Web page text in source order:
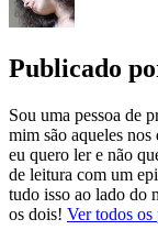
Publicado
Sou uma pessoa de
mim são aqueles
eu quero ler e não
de leitura com um
tudo isso ao lado do
os dois! Ver todos os